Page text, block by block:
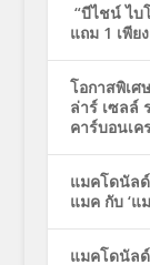
“บีไชน์ ไบ
แถม 1 เพีย
โอกาสพิเศ
ล่าร์ เซลล์
คาร์บอนเค
แมคโดนัล
แมค กับ ‘แ
แมคโดนัล